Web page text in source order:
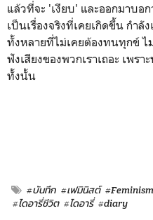
แล้วที่จะ 'เงียบ' และออกมาบอ
เป็นเรื่องจริงที่เคยเกิดขึ้น กำ
ทั้งหลายที่ไม่เคยต้องทนทุกข์ ไ
ฟังเสียงของพวกเราเถอะ เพร
ทั้งนั้น
#บันทึก #เฟมินิสต์ #Feminism
#ไดอารี่ชีวิต #ไดอารี่ #diary